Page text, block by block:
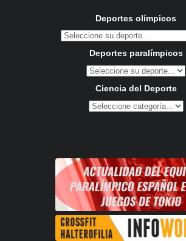
Deportes olímpicos
Deportes paralímpicos
Ciencia del Deporte